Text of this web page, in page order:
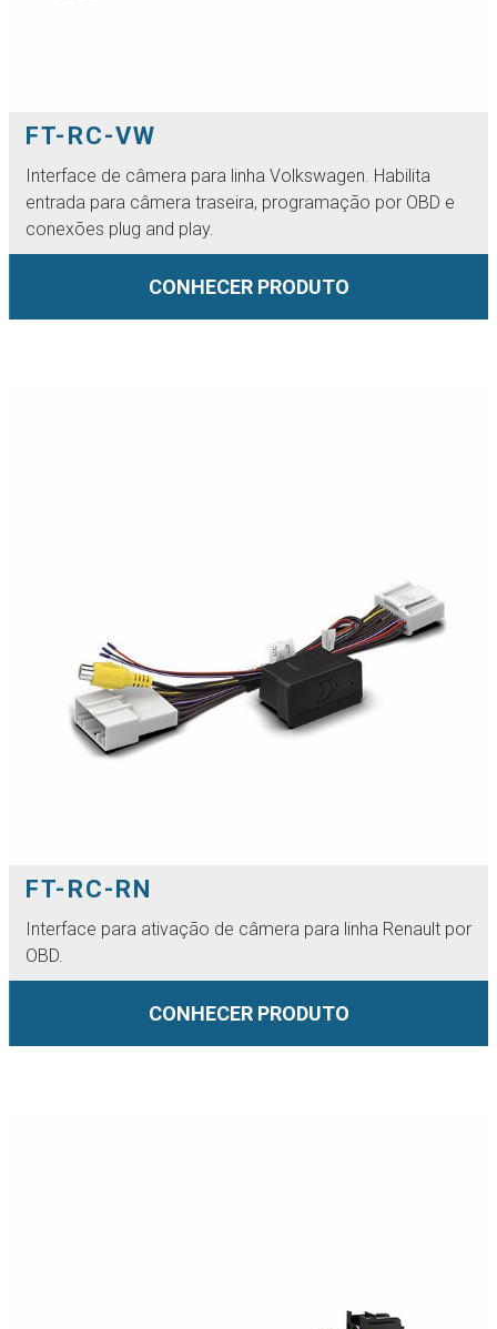
FT-RC-VW
Interface de câmera para linha Volkswagen. Habilita
entrada para câmera traseira, programação por OBD e
conexões plug and play.
CONHECER PRODUTO
FT-RC-RN
Interface para ativação de câmera para linha Renault por
OBD.
CONHECER PRODUTO